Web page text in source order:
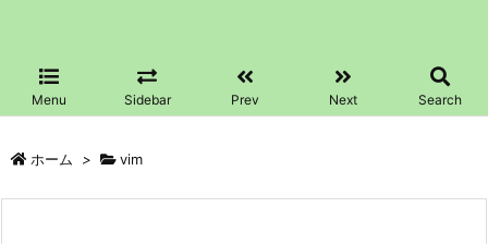
Menu Sidebar Prev Next Search
ホーム > vim